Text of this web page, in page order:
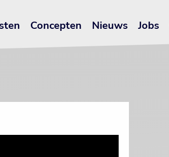
Concepten Nieuws Jobs